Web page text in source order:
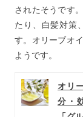
されたそうです
たり、白髪対策
す。オリーブオ
ようです。
オリ
分・